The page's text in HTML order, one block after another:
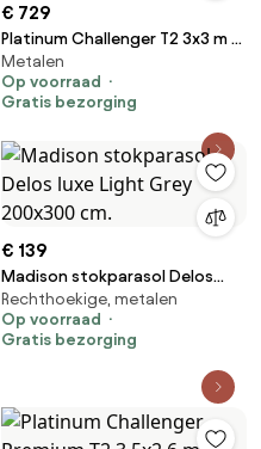
€ 729
Platinum Challenger T2 3x3 m -
Antraciet met voet en hoes
Metalen
Op voorraad
Gratis bezorging
€ 139
Madison stokparasol Delos
luxe Light Grey 200x300 cm.
Rechthoekige, metalen
Op voorraad
Gratis bezorging